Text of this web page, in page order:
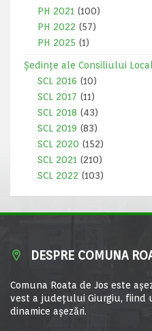
PH 2021 (100)
PH 2022 (57)
PH 2025 (1)
Ședințe ale Consiliului Local
SCL 2016 (10)
SCL 2017 (11)
SCL 2018 (43)
SCL 2019 (83)
SCL 2020 (152)
SCL 2021 (210)
SCL 2022 (103)
DESPRE COMUNA
Comuna Roata de Jos este
vest a judeţului Giurgiu, fiind
dinamice aşezări.